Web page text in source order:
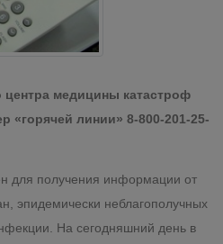
центра медицины катастроф
«горячей линии» 8-800-201-25-
для получения информации от
эпидемически неблагополучных
На сегодняшний день в